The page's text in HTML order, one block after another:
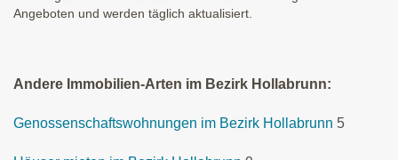
Angeboten und werden täglich aktualisiert.
Andere Immobilien-Arten im Bezirk Hollabrunn:
Genossenschaftswohnungen im Bezirk Hollabrunn 5